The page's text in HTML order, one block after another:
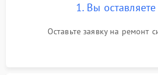
1. Вы оставляете
Оставьте заявку на ремонт